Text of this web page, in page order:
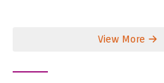
View More